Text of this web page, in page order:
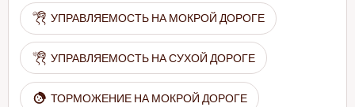
УПРАВЛЯЕМОСТЬ НА МОКРОЙ ДОРОГЕ
УПРАВЛЯЕМОСТЬ НА СУХОЙ ДОРОГЕ
ТОРМОЖЕНИЕ НА МОКРОЙ ДОРОГЕ